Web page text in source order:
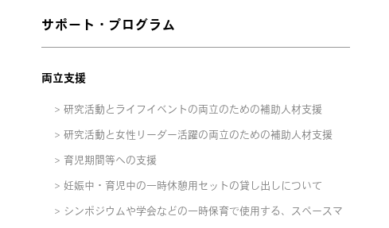
サポート・プログラム
両立支援
研究活動とライフイベントの両立のための補助人材支援
研究活動と女性リーダー活躍の両立のための補助人材支援
育児期間等への支援
妊娠中・育児中の一時休憩用セットの貸し出しについて
シンポジウムや学会などの一時保育で使用する、スペースマ